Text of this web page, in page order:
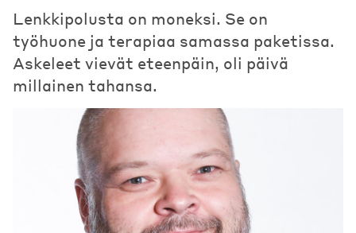
Lenkkipolusta on moneksi. Se on
työhuone ja terapiaa samassa paketissa.
Askeleet vievät eteenpäin, oli päivä
millainen tahansa.